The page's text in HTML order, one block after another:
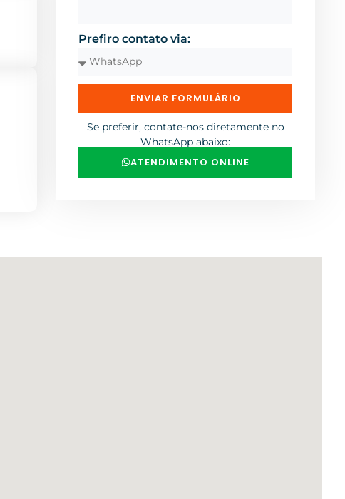
Prefiro contato via:
ENVIAR FORMULÁRIO
Se preferir, contate-nos diretamente no
WhatsApp abaixo:
ATENDIMENTO ONLINE